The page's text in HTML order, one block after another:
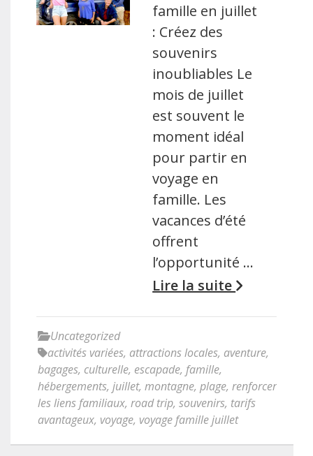
famille en juillet
: Créez des
souvenirs
inoubliables Le
mois de juillet
est souvent le
moment idéal
pour partir en
voyage en
famille. Les
vacances d’été
offrent
l’opportunité …
Lire la suite
Uncategorized
activités variées, attractions locales, aventure,
bagages, culturelle, escapade, famille,
hébergements, juillet, montagne, plage, renforcer
les liens familiaux, road trip, souvenirs, tarifs
avantageux, voyage, voyage famille juillet